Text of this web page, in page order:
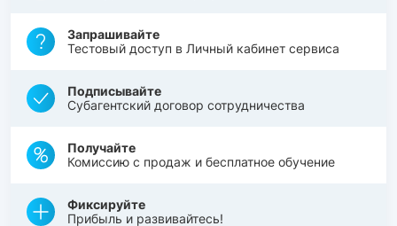
Запрашивайте
Тестовый доступ в Личный кабинет сервиса
Подписывайте
Субагентский договор сотрудничества
Получайте
Комиссию с продаж и бесплатное обучение
Фиксируйте
Прибыль и развивайтесь!